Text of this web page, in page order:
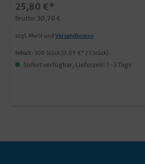
25,80 €*
Brutto: 30,70 €
zzgl. MwSt und Versandkosten
Inhalt: 300 Stück (0,09 €* / 1 Stück)
Sofort verfügbar, Lieferzeit: 1-3 Tage